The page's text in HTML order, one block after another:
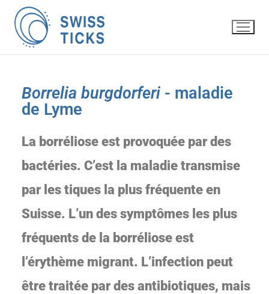
Borrelia burgdorferi - maladie
de Lyme
La borréliose est provoquée par des
bactéries. C’est la maladie transmise
par les tiques la plus fréquente en
Suisse. L’un des symptômes les plus
fréquents de la borréliose est
l’érythème migrant. L’infection peut
être traitée par des antibiotiques, mais